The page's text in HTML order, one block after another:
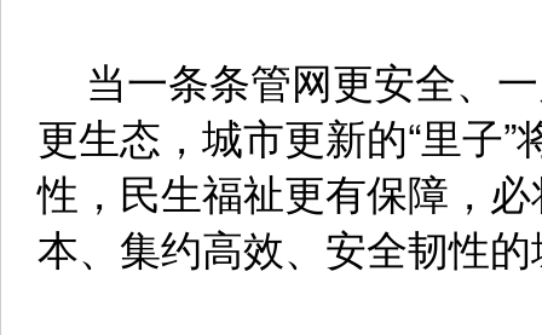
当一条条管网更安全、
更生态，城市更新的“里子
性，民生福祉更有保障，
本、集约高效、安全韧性